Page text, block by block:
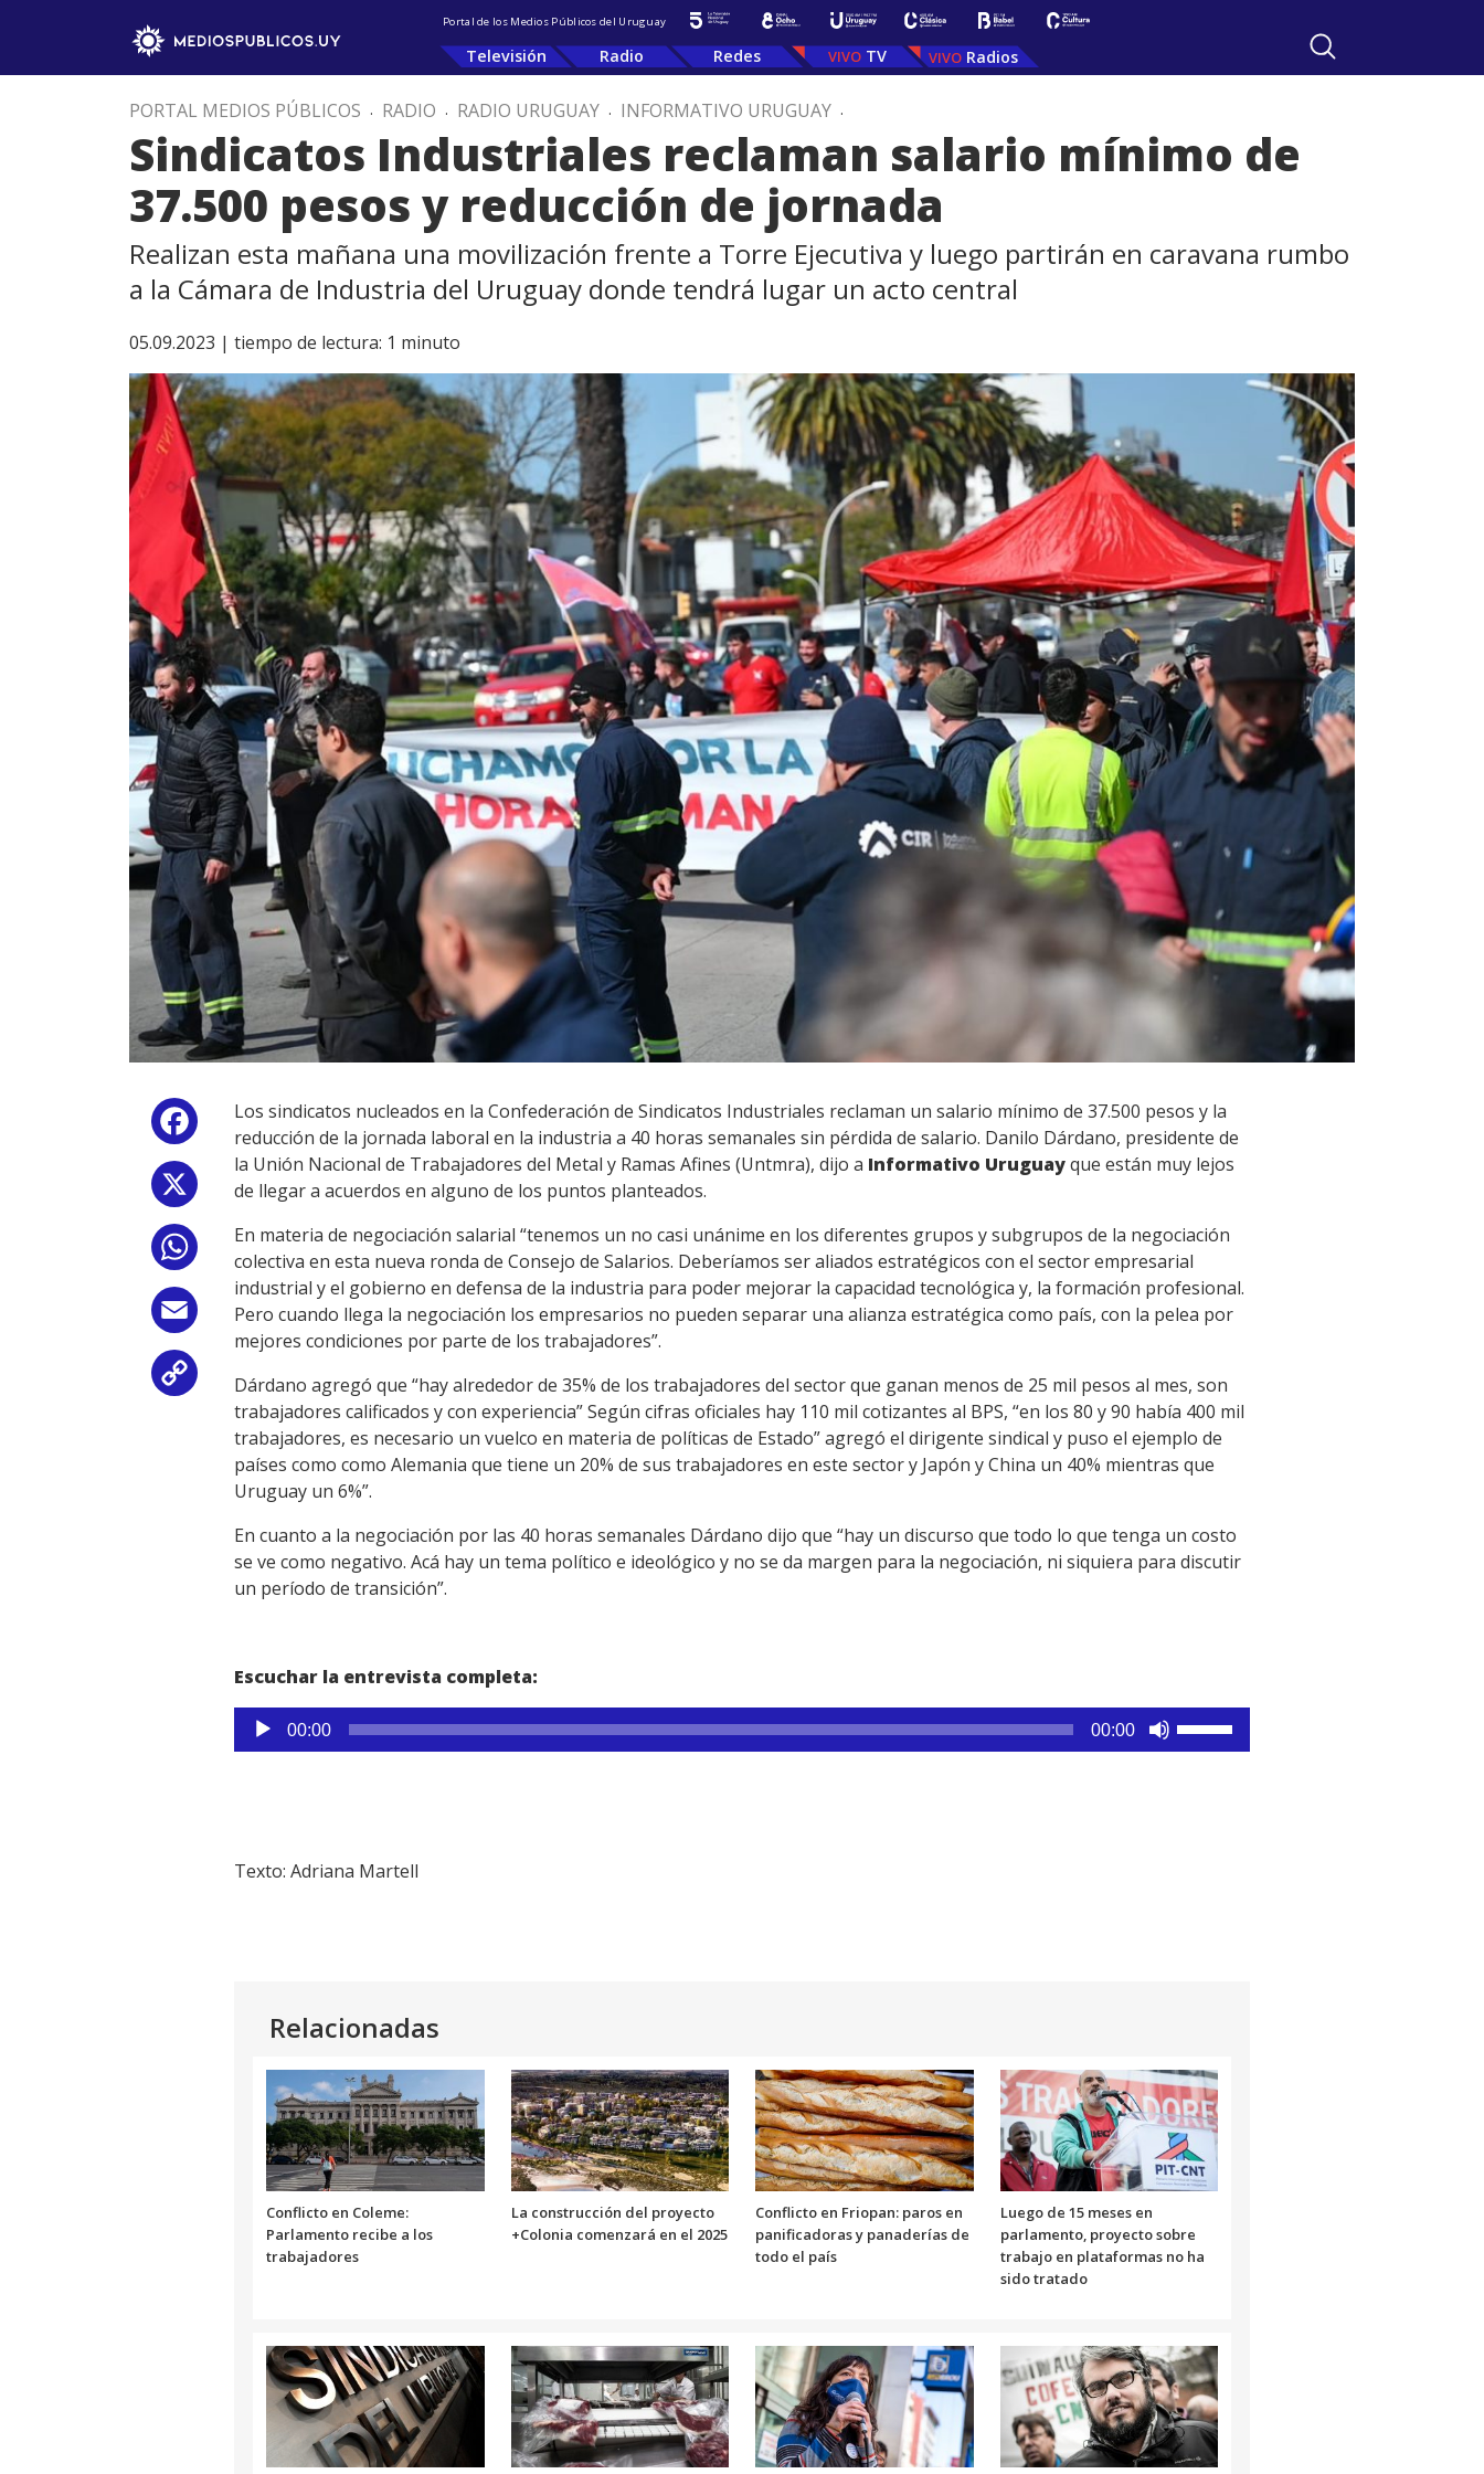
Portal de los Medios Públicos del Uruguay
Televisión Radio Redes TV Radios
PORTAL MEDIOS PÚBLICOS . RADIO . RADIO URUGUAY . INFORMATIVO URUGUAY .
Sindicatos Industriales reclaman salario mínimo de
37.500 pesos y reducción de jornada
Realizan esta mañana una movilización frente a Torre Ejecutiva y luego partirán en caravana rumbo
a la Cámara de Industria del Uruguay donde tendrá lugar un acto central
05.09.2023 | tiempo de lectura: 1 minuto
Facebook
WhatsApp
Email
Copy
Link
Los sindicatos nucleados en la Confederación de Sindicatos Industriales reclaman un salario mínimo de 37.500 pesos y la
reducción de la jornada laboral en la industria a 40 horas semanales sin pérdida de salario. Danilo Dárdano, presidente de
la Unión Nacional de Trabajadores del Metal y Ramas Afines (Untmra), dijo a Informativo Uruguayque están muy lejos
de llegar a acuerdos en alguno de los puntos planteados.
En materia de negociación salarial “tenemos un no casi unánime en los diferentes grupos y subgrupos de la negociación
colectiva en esta nueva ronda de Consejo de Salarios. Deberíamos ser aliados estratégicos con el sector empresarial
industrial y el gobierno en defensa de la industria para poder mejorar la capacidad tecnológica y, la formación profesional.
Pero cuando llega la negociación los empresarios no pueden separar una alianza estratégica como país, con la pelea por
mejores condiciones por parte de los trabajadores”.
Dárdano agregó que “hay alrededor de 35% de los trabajadores del sector que ganan menos de 25 mil pesos al mes, son
trabajadores calificados y con experiencia” Según cifras oficiales hay 110 mil cotizantes al BPS, “en los 80 y 90 había 400 mil
trabajadores, es necesario un vuelco en materia de políticas de Estado” agregó el dirigente sindical y puso el ejemplo de
países como como Alemania que tiene un 20% de sus trabajadores en este sector y Japón y China un 40% mientras que
Uruguay un 6%”.
En cuanto a la negociación por las 40 horas semanales Dárdano dijo que “hay un discurso que todo lo que tenga un costo
se ve como negativo. Acá hay un tema político e ideológico y no se da margen para la negociación, ni siquiera para discutir
un período de transición”.
Escuchar la entrevista completa:
Reproductor
de
00:00 00:00
Texto: Adriana Martell
Relacionadas
Conflicto en Coleme:
Parlamento recibe a los
trabajadores
La construcción del proyecto
+Colonia comenzará en el 2025
Conflicto en Friopan: paros en
panificadoras y panaderías de
todo el país
Luego de 15 meses en
parlamento, proyecto sobre
trabajo en plataformas no ha
sido tratado